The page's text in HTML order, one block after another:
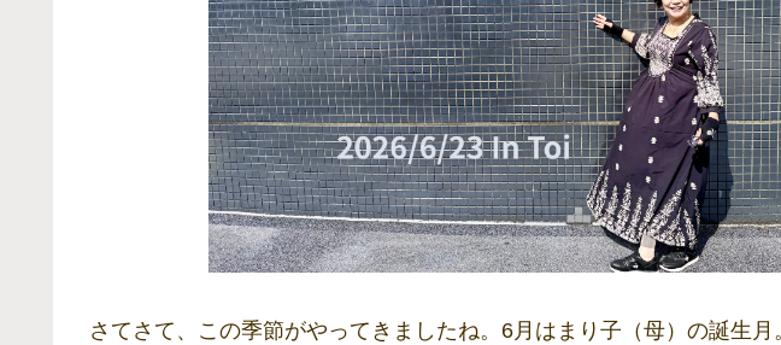
さてさて、この季節がやってきましたね。6月はまり子（母）の誕生